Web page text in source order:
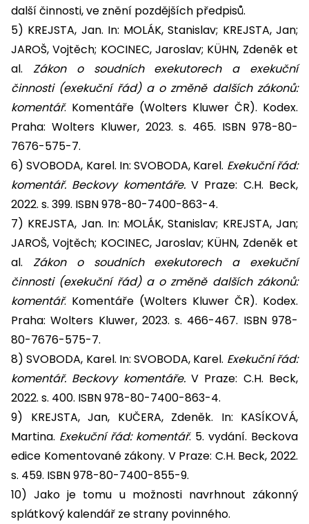
další činnosti, ve znění pozdějších předpisů.
5) KREJSTA, Jan. In: MOLÁK, Stanislav; KREJSTA, Jan;
JAROŠ, Vojtěch; KOCINEC, Jaroslav; KÜHN, Zdeněk et
al. Zákon o soudních exekutorech a exekuční
činnosti (exekuční řád) a o změně dalších zákonů:
komentář. Komentáře (Wolters Kluwer ČR). Kodex.
Praha: Wolters Kluwer, 2023. s. 465. ISBN 978-80-
7676-575-7.
6) SVOBODA, Karel. In: SVOBODA, Karel. Exekuční řád:
komentář. Beckovy komentáře.V Praze: C.H. Beck,
2022. s. 399. ISBN 978-80-7400-863-4.
7) KREJSTA, Jan. In: MOLÁK, Stanislav; KREJSTA, Jan;
JAROŠ, Vojtěch; KOCINEC, Jaroslav; KÜHN, Zdeněk et
al. Zákon o soudních exekutorech a exekuční
činnosti (exekuční řád) a o změně dalších zákonů:
komentář. Komentáře (Wolters Kluwer ČR). Kodex.
Praha: Wolters Kluwer, 2023. s. 466-467. ISBN 978-
80-7676-575-7.
8) SVOBODA, Karel. In: SVOBODA, Karel. Exekuční řád:
komentář. Beckovy komentáře.V Praze: C.H. Beck,
2022. s. 400. ISBN 978-80-7400-863-4.
9) KREJSTA, Jan, KUČERA, Zdeněk. In: KASÍKOVÁ,
Martina. Exekuční řád: komentář. 5. vydání. Beckova
edice Komentované zákony. V Praze: C.H. Beck, 2022.
s. 459. ISBN 978-80-7400-855-9.
10) Jako je tomu u možnosti navrhnout zákonný
splátkový kalendář ze strany povinného.